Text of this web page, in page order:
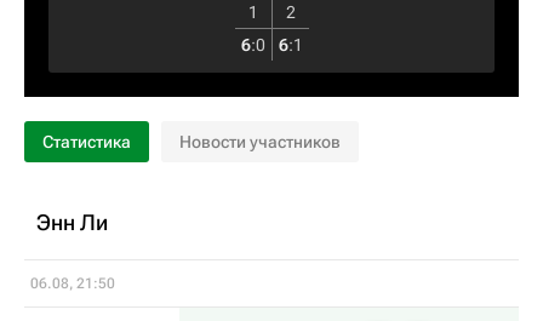
1
2
6:0 6:1
Статистика Новости участников
Энн Ли
06.08, 21:50